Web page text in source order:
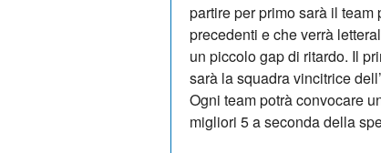
partire per primo sarà il
precedenti e che verrà
un piccolo gap di ritardo. Il
sarà la squadra vincitrice
Ogni team potrà convocare
migliori 5 a seconda della